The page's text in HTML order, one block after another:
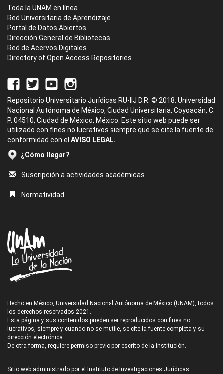
Toda la UNAM en línea
Red Universitaria de Aprendizaje
Portal de Datos Abiertos
Dirección General de Bibliotecas
Red de Acervos Digitales
Directory of Open Access Repositories
Repositorio Universitario Jurídicas RU-IIJ D.R. © 2018. Universidad
Nacional Autónoma de México, Ciudad Universitaria, Coyoacán, C.
P. 04510, Ciudad de México, México. Este sitio web puede ser
utilizado con fines no lucrativos siempre que se cite la fuente de
conformidad con el AVISO LEGAL.
¿Cómo llegar?
Suscripción a actividades académicas
Normatividad
Hecho en México, Universidad Nacional Autónoma de México (UNAM), todos
los derechos reservados 2021.
Esta página y sus contenidos pueden ser reproducidos con fines no
lucrativos, siempre y cuando no se mutile, se cite la fuente completa y su
dirección electrónica.
De otra forma, requiere permiso previo por escrito de la institución.
Sitio web administrado por el Instituto de Investigaciones Jurídicas.